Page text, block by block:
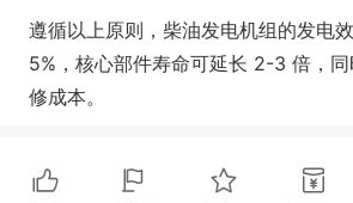
遵循以上原则，柴油发电机组的发电
5%，核心部件寿命可延长 2-3 倍，
修成本。